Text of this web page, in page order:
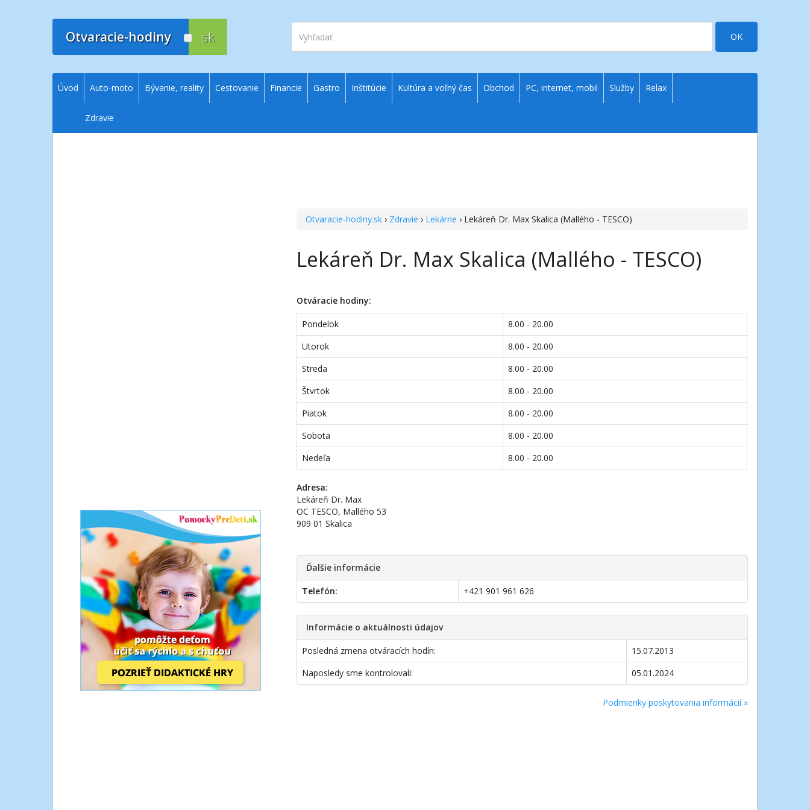
Otvaracie-hodiny sk
Vyhľadať
OK
Otvaracie-hodiny.sk › Zdravie › Lekárne › Lekáreň Dr. Max Skalica (Mallého - TESCO)
Lekáreň Dr. Max Skalica (Mallého - TESCO)
Otváracie hodiny:
Pondelok
8.00 - 20.00
Utorok
8.00 - 20.00
Streda
8.00 - 20.00
Štvrtok
8.00 - 20.00
Piatok
8.00 - 20.00
Sobota
8.00 - 20.00
Nedeľa
8.00 - 20.00
Adresa:
Lekáreň Dr. Max
OC TESCO, Mallého 53
909 01 Skalica
Ďalšie informácie
Telefón: +421 901 961 626
Informácie o aktuálnosti údajov
Posledná zmena otváracích hodín:
15.07.2013
Naposledy sme kontrolovali:
05.01.2024
Podmienky poskytovania informácií »
Úvod Auto-moto Bývanie, reality Cestovanie Financie Gastro Inštitúcie Kultúra a voľný čas Obchod PC, internet, mobil Služby Relax
Zdravie